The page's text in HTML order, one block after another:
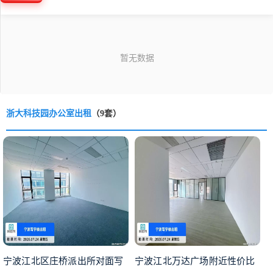
浙大科技园办公室出租 （9套）
宁波江北区庄桥派出所对面写 宁波江北万达广场附近性价比